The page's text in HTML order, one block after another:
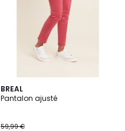
BREAL
Pantalon ajusté
59,99 €